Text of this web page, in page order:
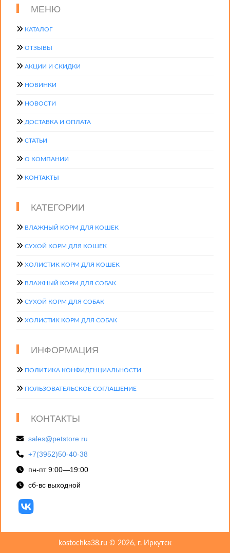
МЕНЮ
КАТАЛОГ
ОТЗЫВЫ
АКЦИИ И СКИДКИ
НОВИНКИ
НОВОСТИ
ДОСТАВКА И ОПЛАТА
СТАТЬИ
О КОМПАНИИ
КОНТАКТЫ
КАТЕГОРИИ
ВЛАЖНЫЙ КОРМ ДЛЯ КОШЕК
СУХОЙ КОРМ ДЛЯ КОШЕК
ХОЛИСТИК КОРМ ДЛЯ КОШЕК
ВЛАЖНЫЙ КОРМ ДЛЯ СОБАК
СУХОЙ КОРМ ДЛЯ СОБАК
ХОЛИСТИК КОРМ ДЛЯ СОБАК
ИНФОРМАЦИЯ
ПОЛИТИКА КОНФИДЕНЦИАЛЬНОСТИ
ПОЛЬЗОВАТЕЛЬСКОЕ СОГЛАШЕНИЕ
КОНТАКТЫ
sales@petstore.ru
+7(3952)50-40-38
пн-пт 9:00—19:00
сб-вс выходной
kostochka38.ru © 2026, г. Иркутск